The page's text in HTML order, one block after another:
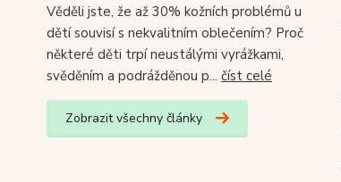
Věděli jste, že až 30% kožních problémů u
dětí souvisí s nekvalitním oblečením? Proč
některé děti trpí neustálými vyrážkami,
svěděním a podrážděnou p... číst celé
Zobrazit všechny články